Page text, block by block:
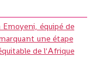
équipé de
une étape
de l'Afrique